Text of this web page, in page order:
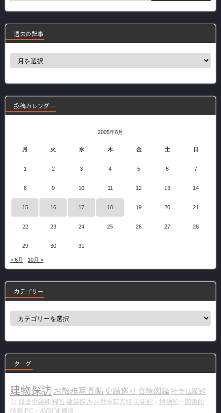
過去の記事
過
事
投稿カレンダー
2005年8月
月 火 水 木 金 土 日
1 2 3 4 5 6 7
8 9 10 11 12 13 14
15 16 17 18 19 20 21
22 23 24 25 26 27 28
29 30 31
« 6月 10月 »
カテゴリー
カ
ー
タ グ
建物探訪 お散歩写真帖 史蹟巡り 食物図鑑 社寺仏閣巡
り 鎌倉史跡碑 掃苔 建築探訪 お散歩写真帳 美術館・博物館・図書館
陵墓 PC・AV関連機器